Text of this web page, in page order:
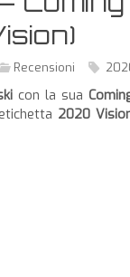
Recensioni
con la sua
2020